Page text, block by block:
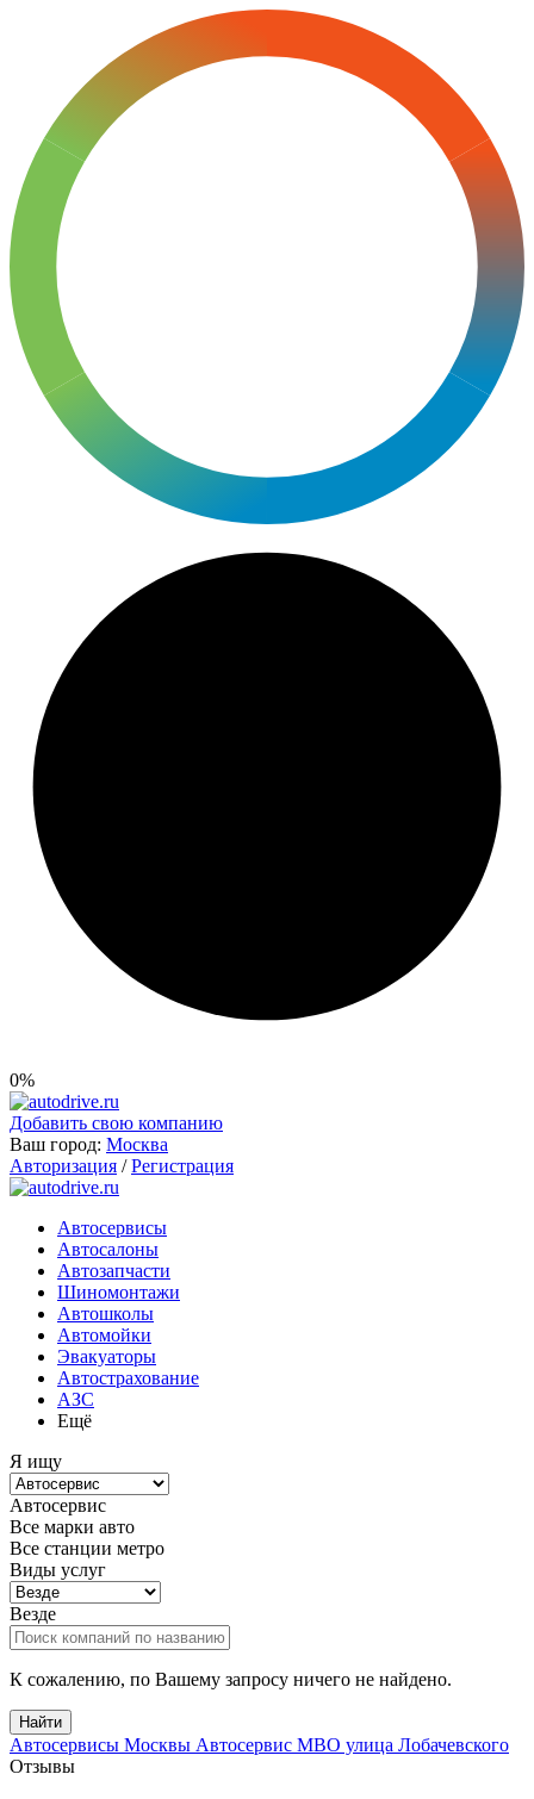
0%
Добавить свою компанию
Ваш город: Москва
Авторизация / Регистрация
Автосервисы
Автосалоны
Автозапчасти
Шиномонтажи
Автошколы
Автомойки
Эвакуаторы
Автострахование
АЗС
Ещё
Я ищу
Автосервис
Все марки авто
Все станции метро
Виды услуг
Везде
К сожалению, по Вашему запросу ничего не найдено.
Найти
Автосервисы Москвы Автосервис МВО улица Лобачевского
Отзывы